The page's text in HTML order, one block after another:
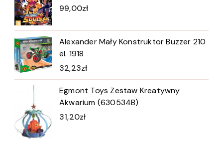
99,00zł
Alexander Mały Konstruktor Buzzer 210
el. 1918
32,23zł
Egmont Toys Zestaw Kreatywny
Akwarium (630534B)
31,20zł